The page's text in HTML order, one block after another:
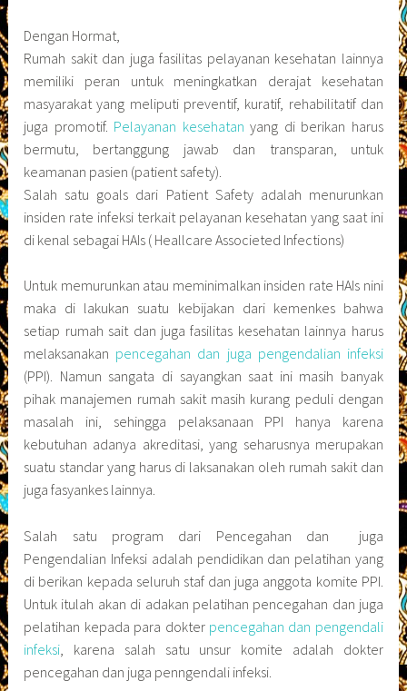
Dengan Hormat,
Rumah sakit dan juga fasilitas pelayanan kesehatan lainnya
memiliki peran untuk meningkatkan derajat kesehatan
masyarakat yang meliputi preventif, kuratif, rehabilitatif dan
juga promotif. Pelayanan kesehatan yang di berikan harus
bermutu, bertanggung jawab dan transparan, untuk
keamanan pasien (patient safety).
Salah satu goals dari Patient Safety adalah menurunkan
insiden rate infeksi terkait pelayanan kesehatan yang saat ini
di kenal sebagai HAIs ( Heallcare Associeted Infections)
Untuk memurunkan atau meminimalkan insiden rate HAIs nini
maka di lakukan suatu kebijakan dari kemenkes bahwa
setiap rumah sait dan juga fasilitas kesehatan lainnya harus
melaksanakan pencegahan dan juga pengendalian infeksi
(PPI). Namun sangata di sayangkan saat ini masih banyak
pihak manajemen rumah sakit masih kurang peduli dengan
masalah ini, sehingga pelaksanaan PPI hanya karena
kebutuhan adanya akreditasi, yang seharusnya merupakan
suatu standar yang harus di laksanakan oleh rumah sakit dan
juga fasyankes lainnya.
Salah satu program dari Pencegahan dan juga
Pengendalian Infeksi adalah pendidikan dan pelatihan yang
di berikan kepada seluruh staf dan juga anggota komite PPI.
Untuk itulah akan di adakan pelatihan pencegahan dan juga
pelatihan kepada para dokter pencegahan dan pengendali
infeksi , karena salah satu unsur komite adalah dokter
pencegahan dan juga penngendali infeksi.